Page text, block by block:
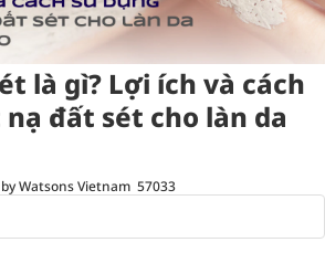
là gì? Lợi ích và cách
đất sét cho làn da
by Watsons Vietnam 57033